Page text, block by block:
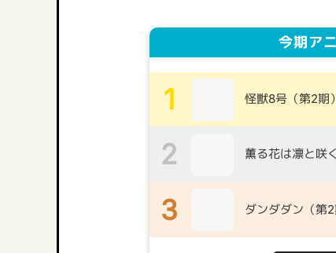
今期ア
1 怪獣8号（第2期）
2 薫る花は凛と咲く
3 ダンダダン（第2